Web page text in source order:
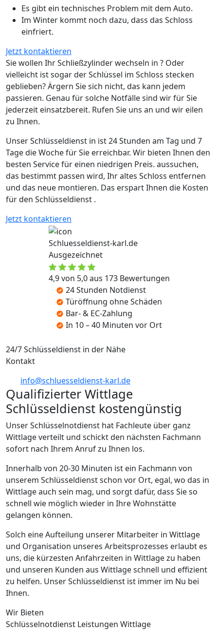
Es gibt ein technisches Problem mit dem Auto.
Im Winter kommt noch dazu, dass das Schloss
einfriert.
Jetzt kontaktieren
Sie wollen Ihr Schließzylinder wechseln in ? Oder
vielleicht ist sogar der Schlüssel im Schloss stecken
geblieben? Ärgern Sie sich nicht, das kann jedem
passieren. Genau für solche Notfälle sind wir für Sie
jederzeit einsatzbereit. Rufen Sie uns an und wir eilen
zu Ihnen.
Unser Schlüsseldienst in ist 24 Stunden am Tag und 7
Tage die Woche für Sie erreichbar. Wir bieten Ihnen den
besten Service für einen niedrigen Preis. aussuchen,
das bestimmt passen wird, Ihr altes Schloss entfernen
und das neue montieren. Das erspart Ihnen die Kosten
für den Schlüsseldienst .
Jetzt kontaktieren
Schluesseldienst-karl.de
Ausgezeichnet
4,9 von 5,0 aus 173 Bewertungen
24 Stunden Notdienst
Türöffnung ohne Schäden
Bar- & EC-Zahlung
In 10 – 40 Minuten vor Ort
24/7 Schlüsseldienst in der Nähe
Kontakt
info@schluesseldienst-karl.de
Qualifizierter Wittlage
Schlüsseldienst kostengünstig
Unser Schlüsselnotdienst hat Fachleute über ganz
Wittlage verteilt und schickt den nächsten Fachmann
sofort nach Ihrem Anruf zu Ihnen los.
Innerhalb von 20-30 Minuten ist ein Fachmann von
unserem Schlüsseldienst schon vor Ort, egal, wo das in
Wittlage auch sein mag, und sorgt dafür, dass Sie so
schnell wie möglich wieder in Ihre Wohnstätte
gelangen können.
Solch eine Aufteilung unserer Mitarbeiter in Wittlage
und Organisation unseres Arbeitsprozesses erlaubt es
uns, die kürzesten Anfahrzeiten in Wittlage zu haben
und unseren Kunden aus Wittlage schnell und effizient
zu helfen. Unser Schlüsseldienst ist immer im Nu bei
Ihnen.
Wir Bieten
Schlüsselnotdienst Leistungen Wittlage